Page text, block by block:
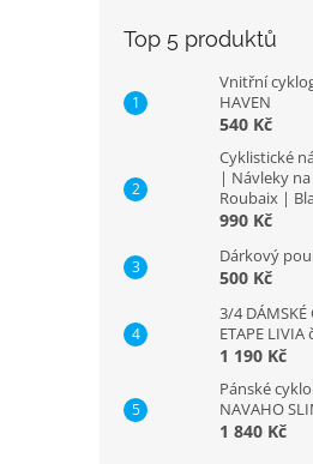
Top 5 produktů
Vnitřní
HAVEN
540 Kč
Cyklistické
| Návleky
Roubaix |
990 Kč
Dárkový
500 Kč
3/4 DÁMSKÉ
ETAPE LIVIA
1 190 Kč
Pánské
NAVAHO
1 840 Kč